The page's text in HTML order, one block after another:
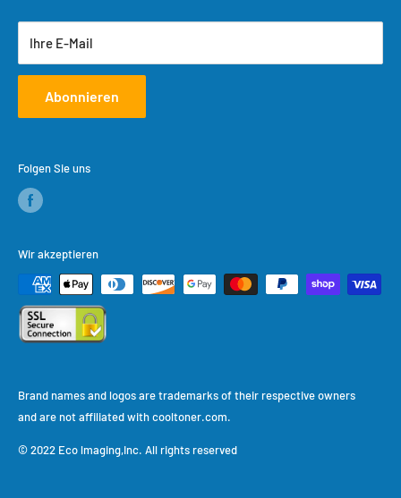
Servicebedingungen
Ihre E-Mail
Abonnieren
Brand names and logos are trademarks of their respective owners
and are not affiliated with cooltoner.com.
© 2022 Eco lmaging,Inc. All rights reserved
Folgen Sie uns
Wir akzeptieren